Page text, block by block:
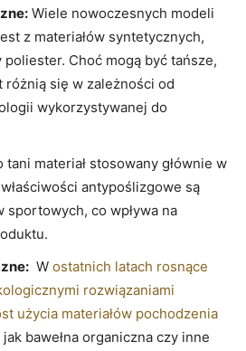
Wiele ‍nowoczesnych‌ modeli
z materiałów syntetycznych,
Choć mogą być tańsze,​
⁢różnią się w zależności od
wykorzystywanej do
tani materiał stosowany głównie w
antypoślizgowe ‌są
sportowych, co wpływa na
⁣ W ⁢ ostatnich latach ⁣rosnące
rozwiązaniami
użycia materiałów pochodzenia
bawełna organiczna czy⁣ inne